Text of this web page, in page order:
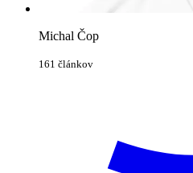
Michal Čop
161 článkov